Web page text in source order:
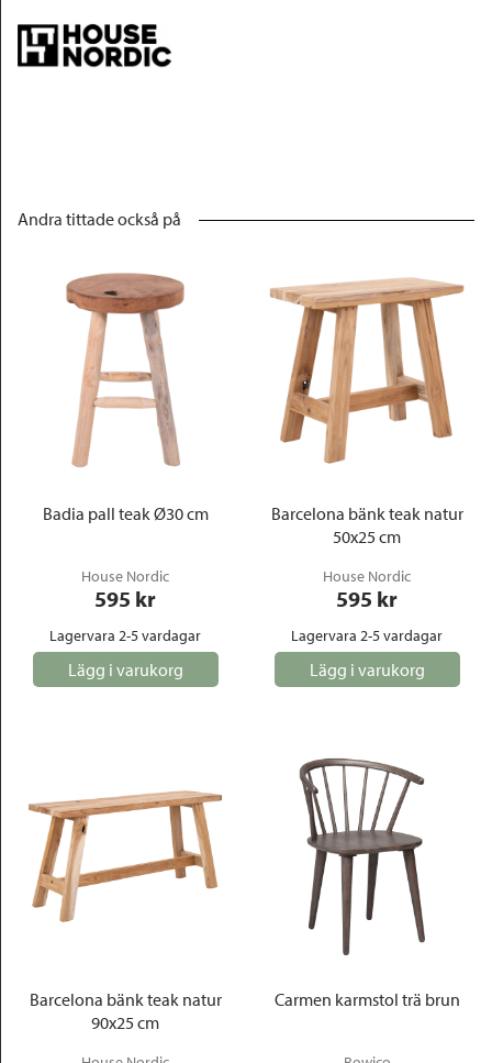
Andra tittade också på
Badia pall teak Ø30 cm
House Nordic
595 kr
Lagervara 2-5 vardagar
Lägg i varukorg
Barcelona bänk teak natur
50x25 cm
House Nordic
595 kr
Lagervara 2-5 vardagar
Lägg i varukorg
Barcelona bänk teak natur
90x25 cm
Carmen karmstol trä brun